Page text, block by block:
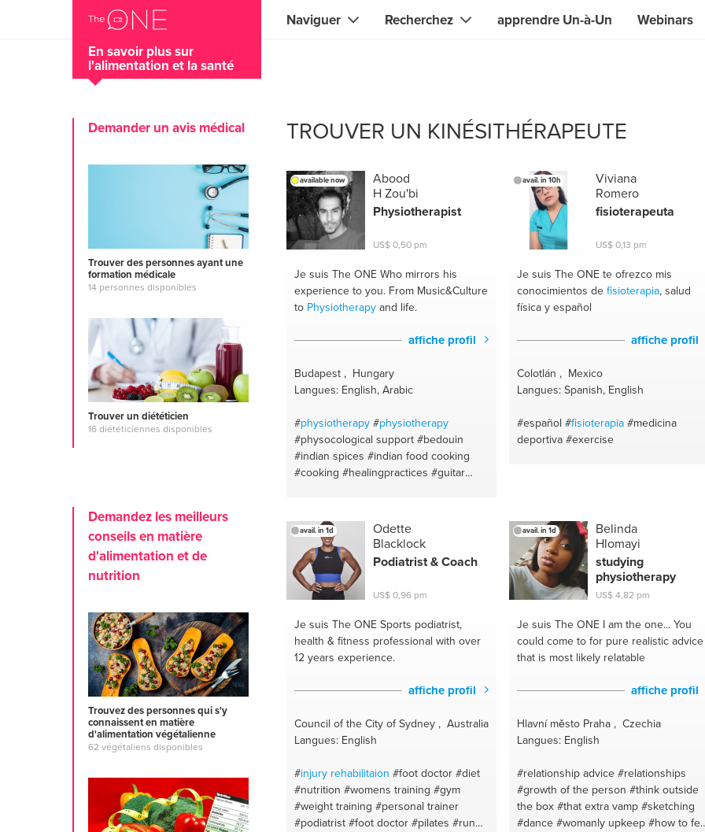
Naviguer
Créateurs & designers
Musiciens & chanteurs
Enseignants & tuteurs
Conseillers
Entraîneurs sport & fitness
Professeurs yoga & méditation
Spécialistes en nutrition & santé
Specialistes en beauté & santé
Conseillers financiers et
Web et développeurs de
Bricoleurs et jardiniers
Spécialistes des sciences
alternatives
Recherchez apprendre Un-à-Un
Webinars
En savoir plus sur
l'alimentation et la santé
Demander un avis médical
Trouver des personnes ayant une
formation médicale
14 personnes disponibles
Trouver un diététicien
16 diététiciennes disponibles
Demandez les meilleurs
conseils en matière
d'alimentation et de
nutrition
Trouvez des personnes qui s'y
connaissent en matière
d'alimentation végétalienne
62 végétaliens disponibles
TROUVER UN KINÉSITHÉRAPEUTE
available now
Abood
H Zou'bi
Physiotherapist
US$ 0,50 pm
Je suis The ONEWho mirrors his
experience to you. From Music&Culture
to Physiotherapyand life.
affiche profil
Budapest , Hungary
Langues: English, Arabic
#physiotherapy#physiotherapy
#physocological support#bedouin
#indian spices #indian food cooking
#cooking #healingpractices #guitar
#physical health
#physicalhealth
#recording
#diet plan#harmonies
#arabic#tuning #middle-eastern
#guitar
soloing#bread making #piano
#keyboard#indian recipes
exercises#healthy mind set
recording#musician#oud#songwriting
#indian food#massage#pasta#diet
control#pizza #music
#budapest
avail. in 10h
Viviana
Romero
fisioterapeuta
US$ 0,13 pm
Je suis The ONEte ofrezco mis
conocimientos defisioterapia, salud
física y español
affiche profil
Colotlán , Mexico
Langues: Spanish, English
#español #fisioterapia#medicina
deportiva#exercise
avail. in 1d
Odette
Blacklock
Podiatrist & Coach
US$ 0,96 pm
Je suis The ONESports podiatrist,
health & fitness professional with over
12 years experience.
affiche profil
Council of the City of Sydney , Australia
Langues: English
#injury rehabilitaion #foot doctor#diet
#nutrition #womens training #gym
#weight training #personal trainer
#podiatrist#foot doctor#pilates #run
avail. in 1d
Belinda
Hlomayi
studying
physiotherapy
US$ 4,82 pm
Je suis The ONE I am the one... You
could come to for pure realistic advice
that is most likely relatable
affiche profil
Hlavní město Praha , Czechia
Langues: English
#relationship advice#relationships
#growth of the person #think outside
the box#that extra vamp#sketching
#dance#womanly upkeep#how to